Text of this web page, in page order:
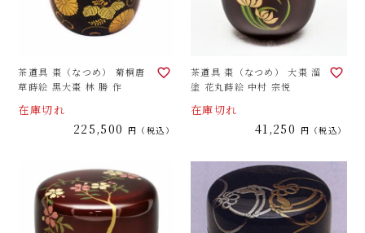
茶道具 棗（なつめ） 菊桐唐
草蒔絵 黒大棗 林 勝 作
在庫切れ
225,500 税込
茶道具 棗（なつめ） 大棗 溜
塗 花丸蒔絵 中村 宗悦
在庫切れ
41,250 税込